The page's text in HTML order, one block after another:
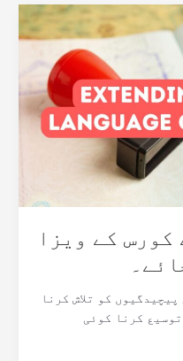
کورس کے ویزا
کو تلاش کرنا
کرنا کوئی